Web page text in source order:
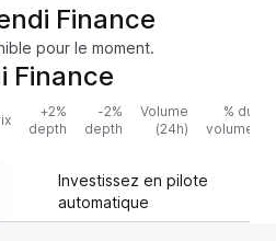
Finance
pour le moment.
Finance
+2%
depth
-2%
depth
Volume
(24h)
% du
volume
Investissez en pilote
automatique